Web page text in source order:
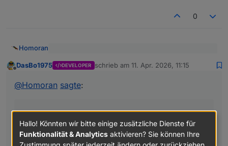
0
Homoran
der VIS 1 ausschaut.
bin mittlerweile auf 13.
Ich muss noch einiges umbauen und erstmal mein
System wieder unter allen Bedingungen prüfen,
dann werde ich endlich mitspielen können.
EDIT:
Die Nacht war aber kalt...
DasBo1975 DEVELOPER schrieb am 11. Apr. 2026, 11:15
zuletzt editiert von
@Homoran sagte:
Hallo! Könnten wir bitte einige zusätzliche Dienste für
Funktionalität & Analytics aktivieren? Sie können Ihre